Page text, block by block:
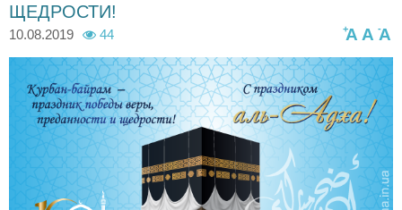
ЩЕДРОСТИ!
10.08.2019 44 -A
A
+A